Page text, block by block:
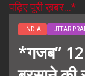
INDIA UTTAR
*गजब” 12